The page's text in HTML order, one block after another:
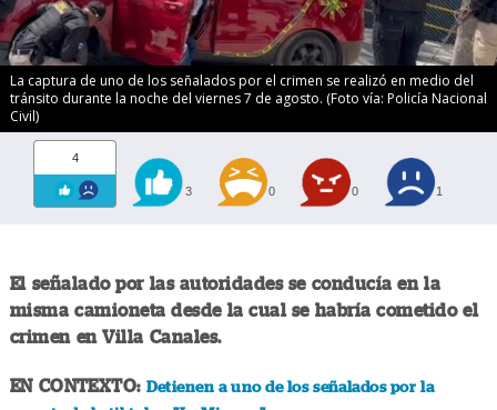
La captura de uno de los señalados por el crimen se realizó en medio del
tránsito durante la noche del viernes 7 de agosto. (Foto vía: Policía Nacional
Civil)
4
3 0 0 1
El señalado por las autoridades se conducía en la
misma camioneta desde la cual se habría cometido el
crimen en Villa Canales.
EN CONTEXTO: Detienen a uno de los señalados por la